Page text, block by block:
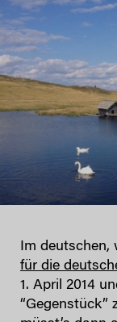
Im deutschen,
für die
1. April 2014
“Gegenstück”